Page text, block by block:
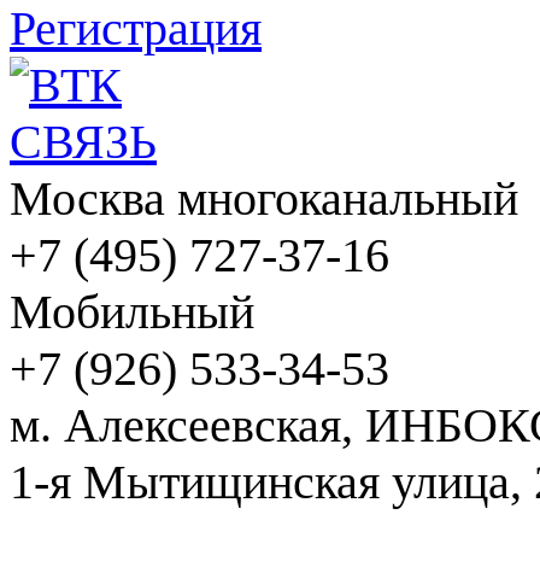
Регистрация
Москва многоканальный
+7 (495) 727-37-16
Мобильный
+7 (926) 533-34-53
м. Алексеевская,
1-я Мытищинская улица,